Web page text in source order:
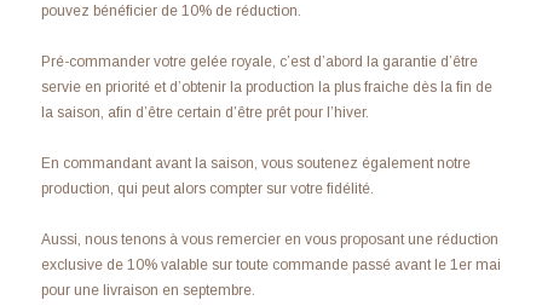
pouvez bénéficier de 10% de réduction.
Pré-commander votre gelée royale, c’est d’abord la garantie d’être
servie en priorité et d’obtenir la production la plus fraiche dès la fin de
la saison, afin d’être certain d’être prêt pour l’hiver.
En commandant avant la saison, vous soutenez également notre
production, qui peut alors compter sur votre fidélité.
Aussi, nous tenons à vous remercier en vous proposant une réduction
exclusive de 10% valable sur toute commande passé avant le 1er mai
pour une livraison en septembre.